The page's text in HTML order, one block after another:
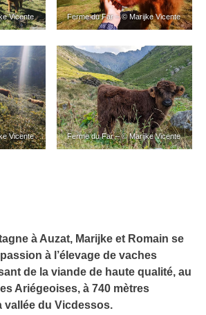
Vicente Ferme du Far – © Marijke Vicente
Vicente Ferme du Far – © Marijke Vicente
à Auzat, Marijke et Romain se
à l’élevage de vaches
de la viande de haute qualité, au
Ariégeoises, à 740 mètres
vallée du Vicdessos.